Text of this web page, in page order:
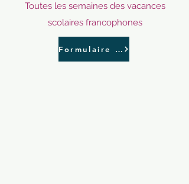
Toutes les semaines des vacances
scolaires francophones
Formulaire d'inscription